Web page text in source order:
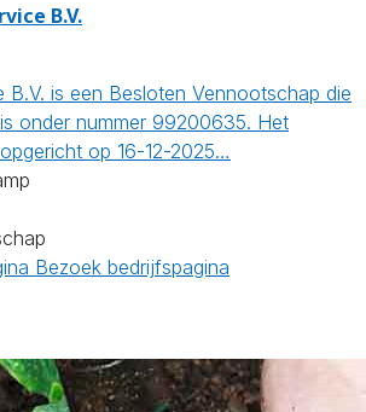
B.V.
B.V. is een Besloten Vennootschap die
onder nummer 99200635. Het
op 16-12-2025…
Bezoek bedrijfspagina